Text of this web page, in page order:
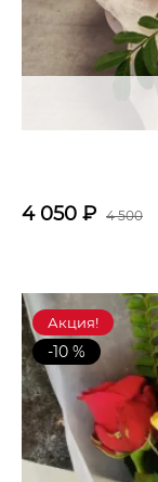
4 050 ₽ 4 500
Акция!
-10 %